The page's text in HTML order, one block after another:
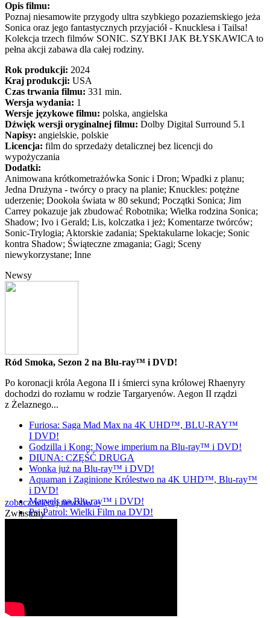
Opis filmu:
Poznaj niesamowite przygody ultra szybkiego pozaziemskiego jeża
Sonica oraz jego fantastycznych przyjaciół - Knucklesa i Tailsa!
Kolekcja trzech filmów SONIC. SZYBKI JAK BŁYSKAWICA to
pełna akcji zabawa dla całej rodziny.
Rok produkcji: 2024
Kraj produkcji: USA
Czas trwania filmu: 331 min.
Wersja wydania: 1
Wersje językowe filmu: polska, angielska
Dźwięk wersji oryginalnej filmu: Dolby Digital Surround 5.1
Napisy: angielskie, polskie
Licencja: film do sprzedaży detalicznej bez licencji do
wypożyczania
Dodatki:
Animowana krótkometrażówka Sonic i Dron; Wpadki z planu;
Jedna Drużyna - twórcy o pracy na planie; Knuckles: potężne
uderzenie; Dookoła świata w 80 sekund; Początki Sonica; Jim
Carrey pokazuje jak zbudować Robotnika; Wielka rodzina Sonica;
Shadow; Ivo i Gerald; Lis, kolczatka i jeż; Komentarze twórców;
Sonic-Trylogia; Aktorskie zadania; Spektakularne lokacje; Sonic
kontra Shadow; Świąteczne zmagania; Gagi; Sceny
niewykorzystane; Inne
Newsy
Ród Smoka, Sezon 2 na Blu-ray™ i DVD!
Po koronacji króla Aegona II i śmierci syna królowej Rhaenyry
dochodzi do rozłamu w rodzie Targaryenów. Aegon II rządzi
z Żelaznego...
Furiosa: Saga Mad Max na 4K UHD™, BLU-RAY™
I DVD!
Godzilla i Kong: Nowe imperium na Blu-ray™ i DVD!
DIUNA: CZĘŚĆ DRUGA
Wonka już na Blu-ray™ i DVD!
Aquaman i Zaginione Królestwo na 4K UHD™, Blu-ray™
i DVD!
Marvels na Blu-ray™ i DVD!
Psi Patrol: Wielki Film na DVD!
zobacz więcej newsów »
Zwiastuny